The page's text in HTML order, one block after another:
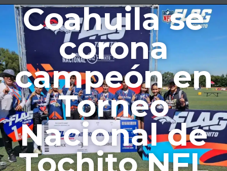
Coahuila se
corona
campeón en
Torneo
Nacional de